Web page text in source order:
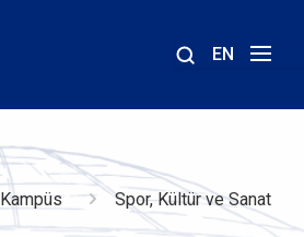
EN
Kampüs Spor, Kültür ve Sanat